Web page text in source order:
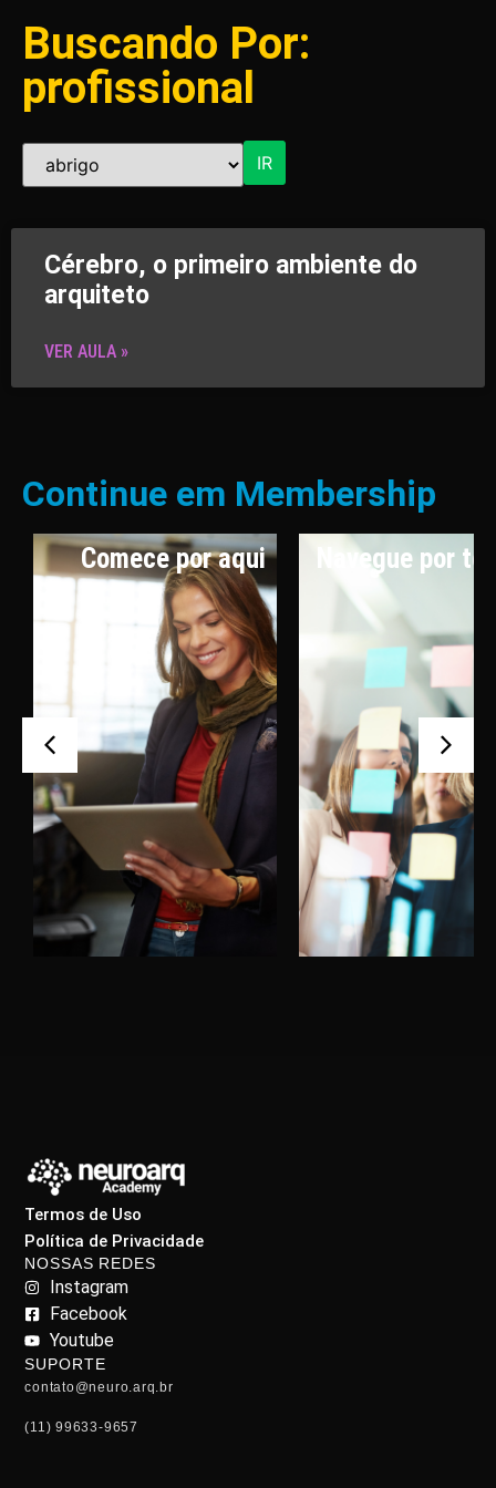
Buscando Por:
profissional
IR
Cérebro, o primeiro ambiente do
arquiteto
VER AULA »
Continue em Membership
Comece por aqui Navegue por
Termos de Uso
Política de Privacidade
NOSSAS REDES
Instagram
Facebook
Youtube
SUPORTE
contato@neuro.arq.br
(11) 99633-9657